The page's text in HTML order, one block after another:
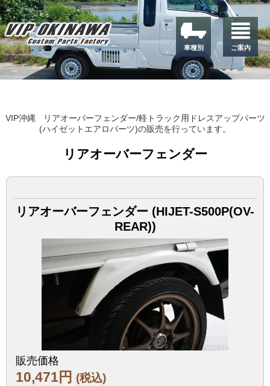
車種別 ご案内
VIP沖縄
リアオーバーフェンダー/軽トラック用ドレスアップパーツ
(ハイゼットエアロパーツ)の販売を行っています。
リアオーバーフェンダー
リアオーバーフェンダー (HIJET-S500P(OV-
REAR))
販売価格
10,471円 (税込)